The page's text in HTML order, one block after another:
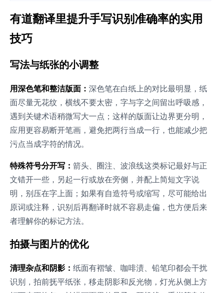
有道翻译里提升手写识别准确率的实用
技巧
写法与纸张的小调整
用深色笔和整洁版面： 深色笔在白纸上的对比最明显，纸
面尽量无花纹，横线不要太密，字与字之间留出呼吸感，
遇到关键术语稍微写大一点；这样的版面让边界更分明，
应用更容易断开笔画，避免把两行当成一行，也能减少把
污点当成字符的情况。
特殊符号分开写： 箭头、圈注、波浪线这类标记最好与正
文错开一些，另起一行或放在旁侧，并配上简短文字说
明，别压在字上面；如果有自造符号或缩写，尽可能给出
原词或注释，识别后再翻译时就不容易走偏，也方便后来
者理解你的标记方法。
拍摄与图片的优化
清理杂点和阴影： 纸面有褶皱、咖啡渍、铅笔印都会干扰
识别，拍前抚平纸张，移走阴影和反光物，灯光从侧上方